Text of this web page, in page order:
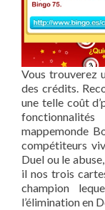
Vous trouverez
des crédits.
une telle coût
mappemonde
compétiteurs
Duel ou le
il nos trois
champion
l’élimination en